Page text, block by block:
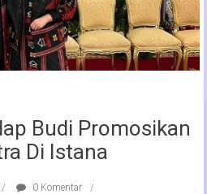
Budi Promosikan
Di Istana
0 Komentar